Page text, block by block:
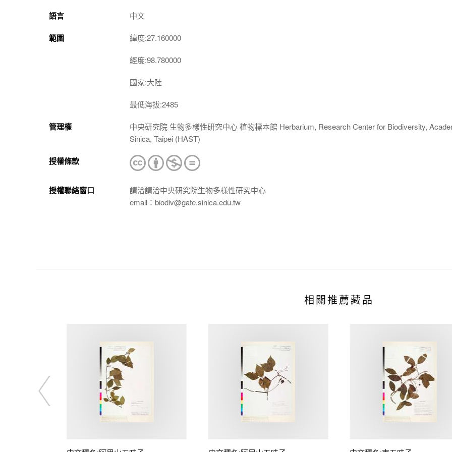
語言 中文
範圍 緯度:27.160000
經度:98.780000
國家:大陸
最低海拔:2485
管理權
中央研究院 生物多樣性研究中心 植物標本館 Herbarium, Research Center for Biodiversity,
Sinica, Taipei (HAST)
授權條款
授權聯絡窗口
請洽請洽中央研究院生物多樣性研究中心
email：biodiv@gate.sinica.edu.tw
相關推薦藏品